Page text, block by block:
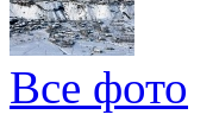
Все фото